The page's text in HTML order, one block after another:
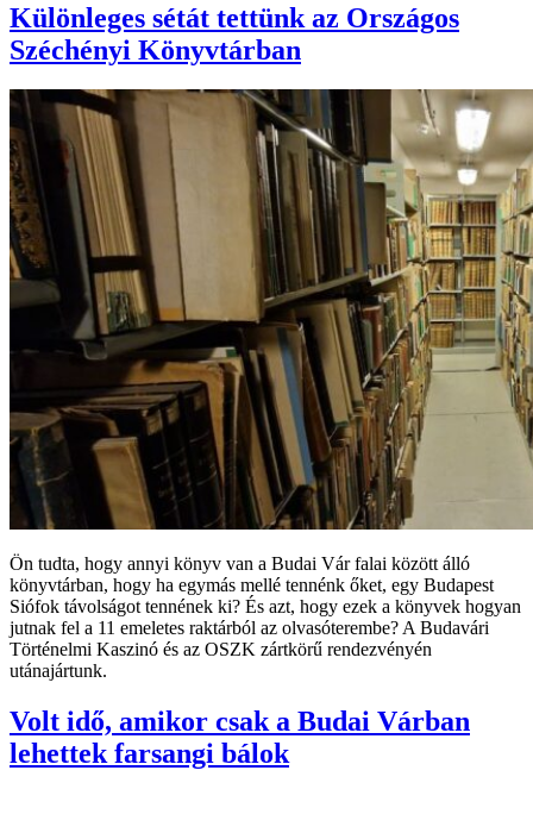
Különleges sétát tettünk az Országos
Széchényi Könyvtárban
Ön tudta, hogy annyi könyv van a Budai Vár falai között álló
könyvtárban, hogy ha egymás mellé tennénk őket, egy Budapest
Siófok távolságot tennének ki? És azt, hogy ezek a könyvek hogyan
jutnak fel a 11 emeletes raktárból az olvasóterembe? A Budavári
Történelmi Kaszinó és az OSZK zártkörű rendezvényén
utánajártunk.
Volt idő, amikor csak a Budai Várban
lehettek farsangi bálok